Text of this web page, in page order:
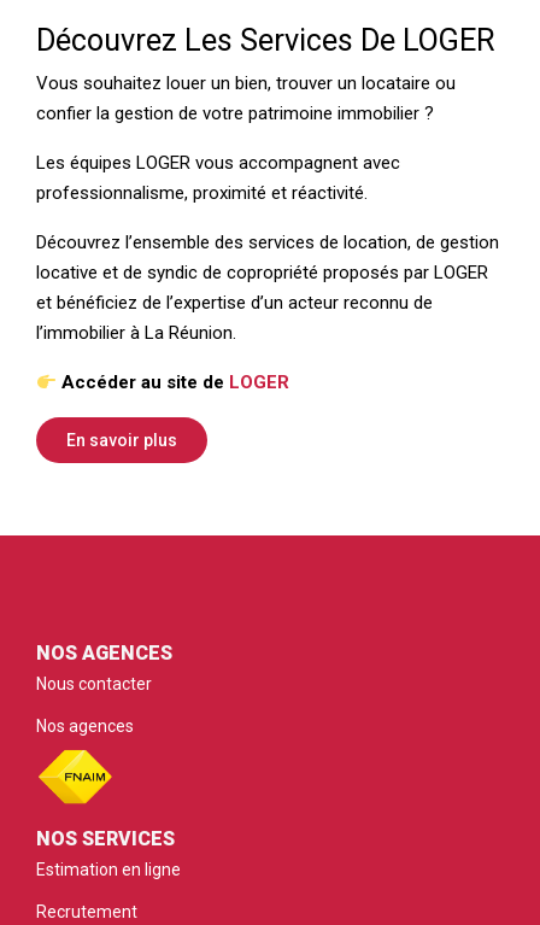
Découvrez Les Services De LOGER
Vous souhaitez louer un bien, trouver un locataire ou
confier la gestion de votre patrimoine immobilier ?
Les équipes LOGER vous accompagnent avec
professionnalisme, proximité et réactivité.
Découvrez l’ensemble des services de location, de gestion
locative et de syndic de copropriété proposés par LOGER
et bénéficiez de l’expertise d’un acteur reconnu de
l’immobilier à La Réunion.
Accéder au site de LOGER
En savoir plus
NOS AGENCES
Nous contacter
Nos agences
NOS SERVICES
Estimation en ligne
Recrutement